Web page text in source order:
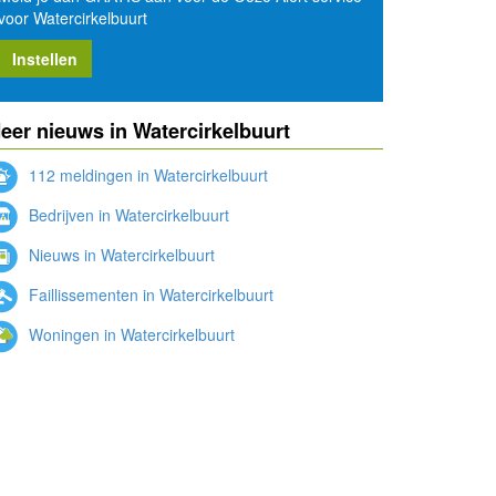
Watercirkelbuurt
Instellen
nieuws in Watercirkelbuurt
112 meldingen in Watercirkelbuurt
Bedrijven in Watercirkelbuurt
Nieuws in Watercirkelbuurt
Faillissementen in Watercirkelbuurt
Woningen in Watercirkelbuurt